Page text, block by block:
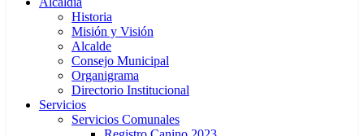
Historia
Misión y Visión
Alcalde
Consejo Municipal
Organigrama
Directorio Institucional
Servicios
Servicios Comunales